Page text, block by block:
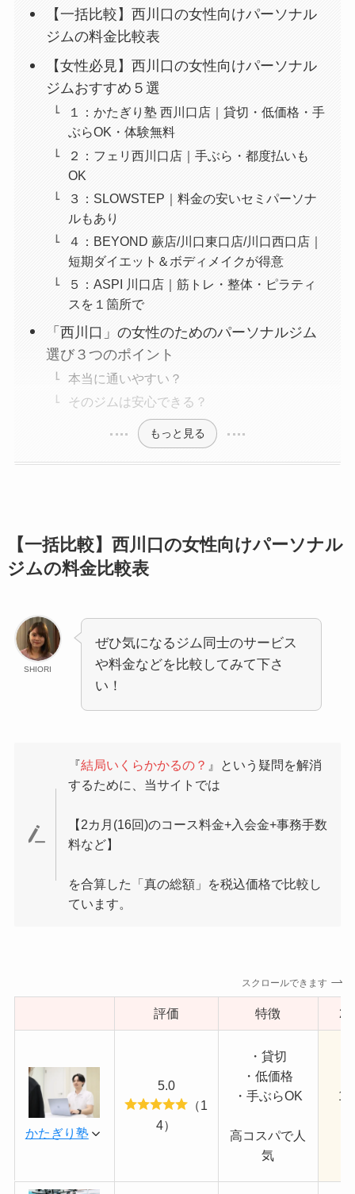
【一括比較】西川口の女性向けパーソナル
ジムの料金比較表
【女性必見】西川口の女性向けパーソナル
ジムおすすめ５選
１：かたぎり塾 西川口店｜貸切・低価格・手
ぶらOK・体験無料
２：フェリ西川口店｜手ぶら・都度払いも
OK
３：SLOWSTEP｜料金の安いセミパーソナ
ルもあり
４：BEYOND 蕨店/川口東口店/川口西口店｜
短期ダイエット＆ボディメイクが得意
５：ASPI 川口店｜筋トレ・整体・ピラティ
スを１箇所で
「西川口」の女性のためのパーソナルジム
選び３つのポイント
本当に通いやすい？
そのジムは安心できる？
もっと見る
【一括比較】西川口の女性向けパーソナル
ジムの料金比較表
SHIORI
ぜひ気になるジム同士のサービス
や料金などを比較してみて下さ
い！
『結局いくらかかるの？ 』という疑問を解消
するために、当サイトでは
【2カ月(16回)のコース料金+入会金+事務手数
料など】
を合算した「真の総額」を税込価格で比較し
ています。
スクロールできます
評価 特徴 2
かたぎり塾
5.0
（1
4）
・貸切
・低価格
・手ぶらOK
高コスパで人
気